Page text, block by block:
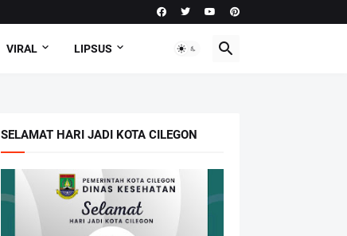
VIRAL LIPSUS
SELAMAT HARI JADI KOTA CILEGON